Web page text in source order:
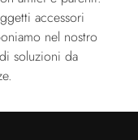
accessori
nel nostro
soluzioni da